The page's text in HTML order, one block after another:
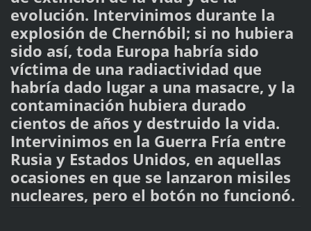
evolución. Intervinimos durante la
explosión de Chernóbil; si no hubiera
sido así, toda Europa habría sido
víctima de una radiactividad que
habría dado lugar a una masacre, y la
contaminación hubiera durado
cientos de años y destruido la vida.
Intervinimos en la Guerra Fría entre
Rusia y Estados Unidos, en aquellas
ocasiones en que se lanzaron misiles
nucleares, pero el botón no funcionó.